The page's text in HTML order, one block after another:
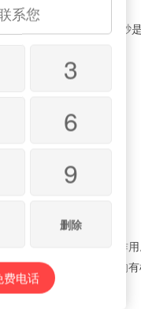
在于，所述粗砂和细砂是
废水处理系统。
经济中发挥着重要作
虾的水体中含有大量的
3
6
9
删除
费电话